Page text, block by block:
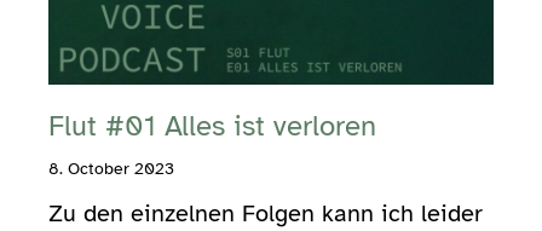
Flut #01 Alles ist verloren
8. October 2023
Zu den einzelnen Folgen kann ich leider